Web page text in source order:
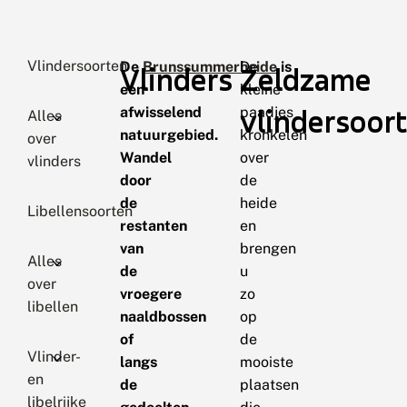
Vlindersoorten
Alles
over
vlinders
Libellensoorten
Alles
over
libellen
Vlinder-
en
libelrijke
DeBrunssummerheideis
een
afwisselend
natuurgebied.
Wandel
door
de
restanten
van
de
vroegere
naaldbossen
of
langs
de
Vlinders De
kleine
paadjes
kronkelen
over
de
heide
en
brengen
u
zo
op
de
mooiste
plaatsen
Zeldzame